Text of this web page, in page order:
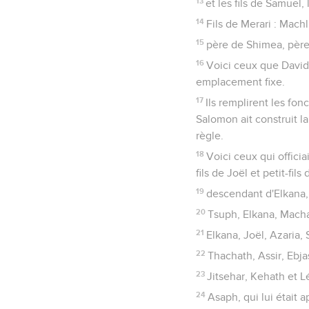
et les fils de Samuel,
14 Fils de Merari :
15 père de Shimea,
16 Voici ceux que
emplacement fixe.
17
Ils remplirent les
Salomon ait construit
règle.
18 Voici ceux qui
fils de Joël et petit-fils
19 descendant
20 Tsuph, Elkana,
21 Elkana, Joël, Azaria,
22 Thachath, Assir,
23 Jitsehar, Kehath et
24 Asaph, qui lui était